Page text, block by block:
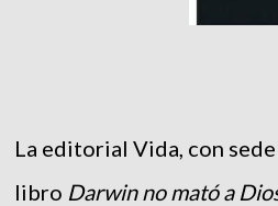
La editorial Vida, con
libro Darwin no mató a